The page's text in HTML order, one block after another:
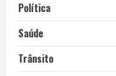
Política
Saúde
Trânsito